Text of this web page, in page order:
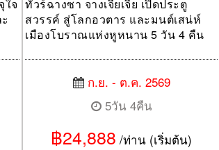
ใจ ทัวร์ฉางซา จางเจียเจี้ย เปิดประตู
สวรรค์ สู่โลกอวตาร และมนต์เสน่ห์
เมืองโบราณแห่งหูหนาน 5 วัน 4 คืน
ก.ย. - ต.ค. 2569
5วัน 4คืน
฿24,888 /ท่าน (เริ่มต้น)